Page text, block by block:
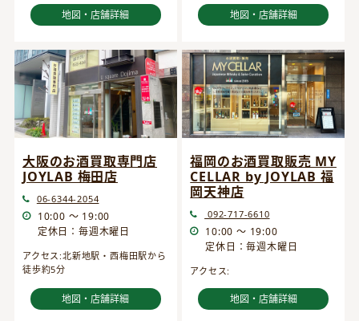
地図・店舗詳細 地図・店舗詳細
大阪のお酒買取専門店
JOYLAB 梅田店
06-6344-2054
10:00 ～ 19:00
定休日：毎週木曜日
アクセス:北新地駅・西梅田駅から
徒歩約5分
地図・店舗詳細
福岡のお酒買取販売 MY
CELLAR by JOYLAB 福
岡天神店
092-717-6610
10:00 ～ 19:00
定休日：毎週木曜日
アクセス:
地図・店舗詳細